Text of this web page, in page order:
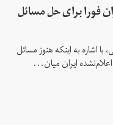
فورا برای حل مسائل
با اشاره به اینکه هنوز مسائل
ایران میان...